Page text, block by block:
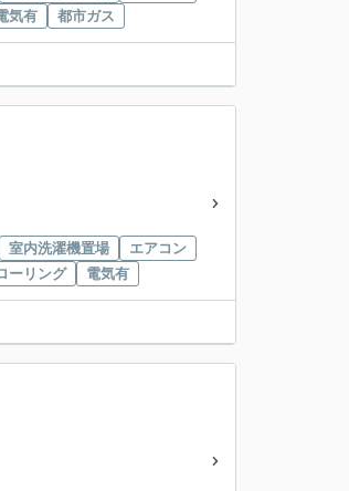
気有 都市ガス
室内洗濯機置場
エアコン
ーリング 電気有